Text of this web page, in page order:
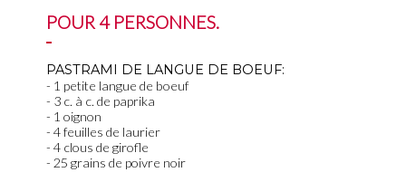
POUR 4 PERSONNES.
PASTRAMI DE LANGUE DE BOEUF:
1 petite langue de boeuf
3 c. à c. de paprika
1 oignon
4 feuilles de laurier
4 clous de girofle
25 grains de poivre noir